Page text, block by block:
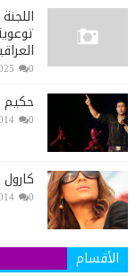
0
حكيم
0
0
الأقسام